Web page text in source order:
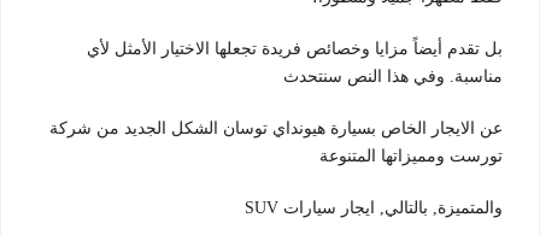
بل تقدم أيضاً مزايا وخصائص فريدة تجعلها الاختيار الأمثل لأي
مناسبة. وفي هذا النص سنتحدث
عن الايجار الخاص بسيارة هيونداي توسان الشكل الجديد من شركة
تورست ومميزاتها المتنوعة
والمتميزة, بالتالي, ايجار سيارات SUV